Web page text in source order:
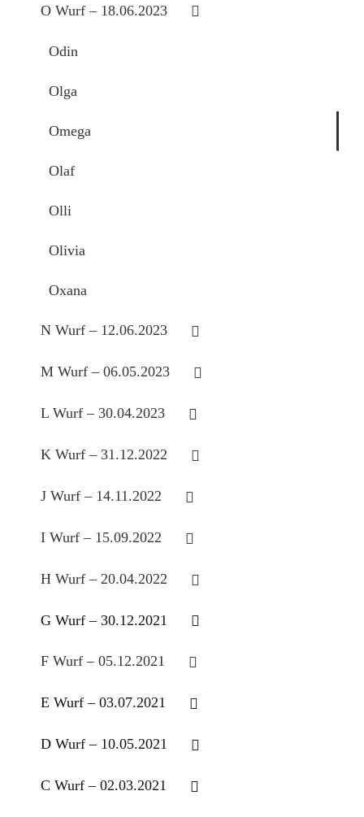
O Wurf – 18.06.2023
Odin
Olga
Omega
Olaf
Olli
Olivia
Oxana
N Wurf – 12.06.2023
M Wurf – 06.05.2023
L Wurf – 30.04.2023
K Wurf – 31.12.2022
J Wurf – 14.11.2022
I Wurf – 15.09.2022
H Wurf – 20.04.2022
G Wurf – 30.12.2021
F Wurf – 05.12.2021
E Wurf – 03.07.2021
D Wurf – 10.05.2021
C Wurf – 02.03.2021